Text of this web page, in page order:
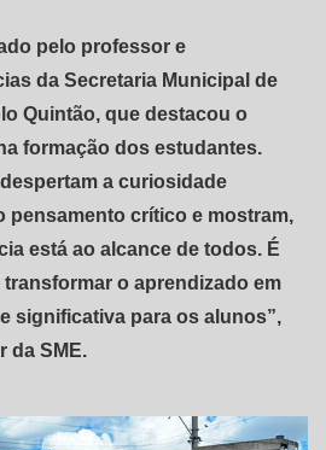
pelo professor e
da Secretaria Municipal de
Quintão, que destacou o
formação dos estudantes.
a curiosidade
pensamento crítico e mostram,
está ao alcance de todos. É
o aprendizado em
significativa para os alunos”,
da SME.